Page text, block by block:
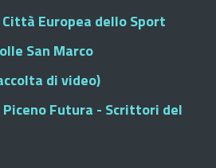
Europea dello Sport
San Marco
di video)
Futura - Scrittori del